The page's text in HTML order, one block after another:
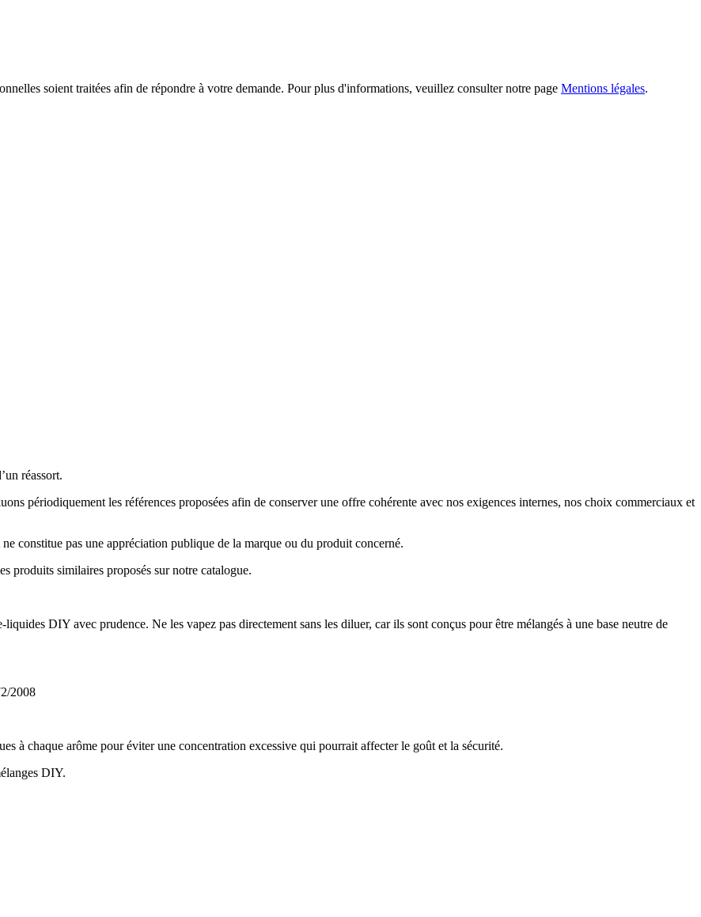
soient traitées afin de répondre à votre demande. Pour plus d'informations, veuillez consulter notre page Mentions légales.
réassort.
périodiquement les références proposées afin de conserver une offre cohérente avec nos exigences internes, nos choix commerciaux et
constitue pas une appréciation publique de la marque ou du produit concerné.
produits similaires proposés sur notre catalogue.
DIY avec prudence. Ne les vapez pas directement sans les diluer, car ils sont conçus pour être mélangés à une base neutre de
2008
à chaque arôme pour éviter une concentration excessive qui pourrait affecter le goût et la sécurité.
DIY.